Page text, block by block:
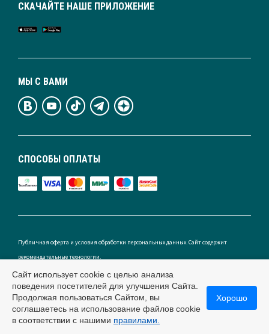
СПОСОБЫ ОПЛАТЫ
МЫ С ВАМИ
СКАЧАЙТЕ НАШЕ ПРИЛОЖЕНИЕ
Публичная оферта и условия обработки персональных данных. Сайт содержит
рекомендательные технологии.
Россия
Сайт использует cookie с целью анализа
поведения посетителей для улучшения Сайта.
Продолжая пользоваться Сайтом, вы
соглашаетесь на использование файлов cookie
в соответствии с нашими правилами.
Хорошо